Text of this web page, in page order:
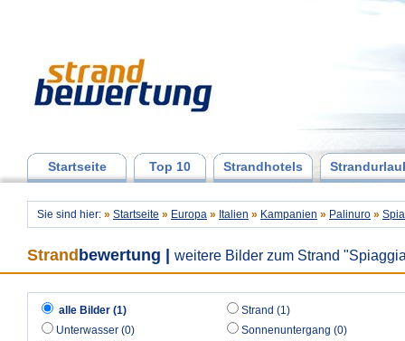
Startseite Top 10 Strandhotels
Sie sind hier: » Startseite » Europa » Italien » Kampanien » Palinuro »
Strand bewertung weitere Bilder zum Strand
alle Bilder (1)
Strand (1)
Unterwasser (0)
Sonnenuntergang (0)